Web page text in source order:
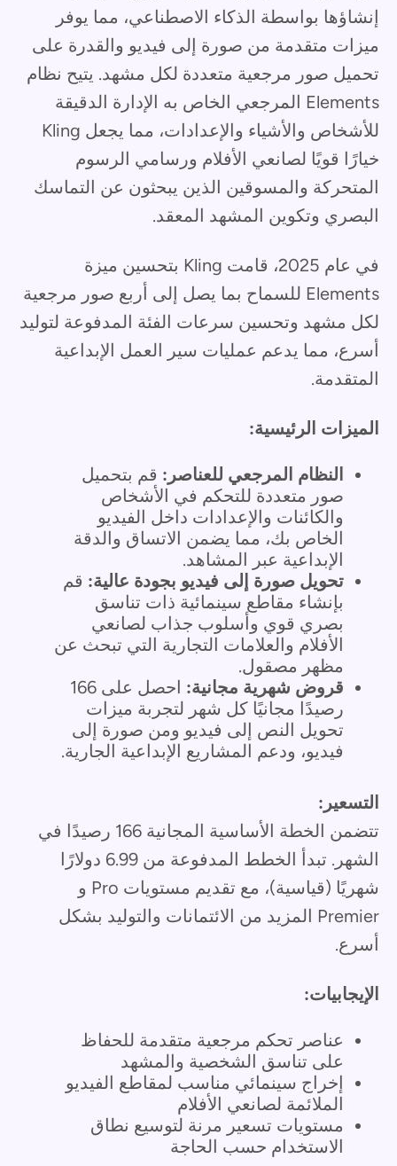
إنشاؤها بواسطة الذكاء الاصطناعي، مما يوفر
ميزات متقدمة من صورة إلى فيديو والقدرة على
تحميل صور مرجعية متعددة لكل مشهد. يتيح نظام
Elements المرجعي الخاص به الإدارة الدقيقة
للأشخاص والأشياء والإعدادات، مما يجعل Kling
خيارًا قويًا لصانعي الأفلام ورسامي الرسوم
المتحركة والمسوقين الذين يبحثون عن التماسك
البصري وتكوين المشهد المعقد.
في عام 2025، قامت Kling بتحسين ميزة
Elements للسماح بما يصل إلى أربع صور مرجعية
لكل مشهد وتحسين سرعات الفئة المدفوعة لتوليد
أسرع، مما يدعم عمليات سير العمل الإبداعية
المتقدمة.
الميزات الرئيسية:
النظام المرجعي للعناصر: قم بتحميل
صور متعددة للتحكم في الأشخاص
والكائنات والإعدادات داخل الفيديو
الخاص بك، مما يضمن الاتساق والدقة
الإبداعية عبر المشاهد.
تحويل صورة إلى فيديو بجودة عالية: قم
بإنشاء مقاطع سينمائية ذات تناسق
بصري قوي وأسلوب جذاب لصانعي
الأفلام والعلامات التجارية التي تبحث عن
مظهر مصقول.
قروض شهرية مجانية:
احصل على 166
رصيدًا مجانيًا كل شهر لتجربة ميزات
تحويل النص إلى فيديو ومن صورة إلى
فيديو، ودعم المشاريع الإبداعية الجارية.
التسعير:
تتضمن الخطة الأساسية المجانية 166 رصيدًا في
الشهر. تبدأ الخطط المدفوعة من 6.99 دولارًا
شهريًا (قياسية)، مع تقديم مستويات Pro و
Premier المزيد من الائتمانات والتوليد بشكل
أسرع.
الإيجابيات:
عناصر تحكم مرجعية متقدمة للحفاظ
على تناسق الشخصية والمشهد
إخراج سينمائي مناسب لمقاطع الفيديو
الملائمة لصانعي الأفلام
مستويات تسعير مرنة لتوسيع نطاق
الاستخدام حسب الحاجة